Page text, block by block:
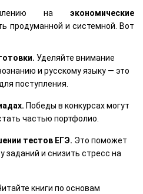
на экономические
продуманной и системной. Вот
Уделяйте внимание
и русскому языку — это
поступления.
Победы в конкурсах могут
частью портфолио.
тестов ЕГЭ. Это поможет
заданий и снизить стресс на
книги по основам